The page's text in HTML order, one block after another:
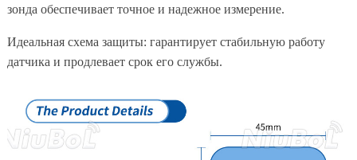
зонда обеспечивает точное и надежное измерение.
Идеальная схема защиты: гарантирует стабильную работу
датчика и продлевает срок его службы.